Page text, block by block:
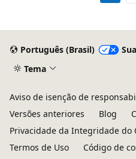
Português (Brasil)
Tema
Aviso de isenção de
Versões anteriores
Blog
Privacidade da Integridade do
Termos de Uso
Código de